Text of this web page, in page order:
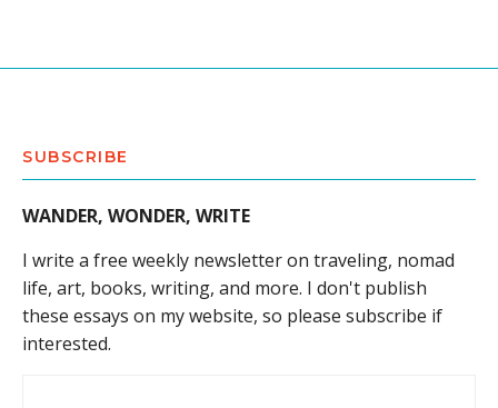
SUBSCRIBE
WANDER, WONDER, WRITE
I write a free weekly newsletter on traveling, nomad
life, art, books, writing, and more. I don't publish
these essays on my website, so please subscribe if
interested.